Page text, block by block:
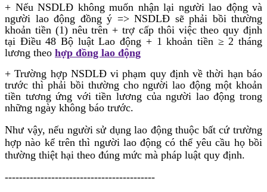
+ Nếu NSDLĐ không muốn nhận lại người lao động và
người lao động đồng ý => NSDLĐ sẽ phải bồi thường
khoản tiền (1) nêu trên + trợ cấp thôi việc theo quy định
tại Điều 48 Bộ luật Lao động + 1 khoản tiền ≥ 2 tháng
lương theo hợp đồng lao động
+ Trường hợp NSDLĐ vi phạm quy định về thời hạn báo
trước thì phải bồi thường cho người lao động một khoản
tiền tương ứng với tiền lương của người lao động trong
những ngày không báo trước.
Như vậy, nếu người sử dụng lao động thuộc bất cứ trường
hợp nào kể trên thì người lao động có thể yêu cầu họ bồi
thường thiệt hại theo đúng mức mà pháp luật quy định.
------------------------------------------